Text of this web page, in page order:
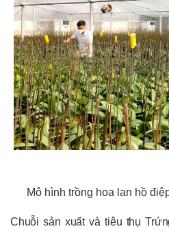
Mô hình trồng hoa lan hồ
Chuỗi sản xuất và tiêu thụ